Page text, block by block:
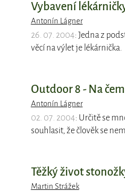
Vybavení
Antonín Lágner
26. 07. 2004: Jedna z
věcí na výlet je lékárnička.
Outdoor 8 - Na
Antonín Lágner
02. 07. 2004: Určitě se
souhlasit, že člověk se
Těžký život
Martin Strážek